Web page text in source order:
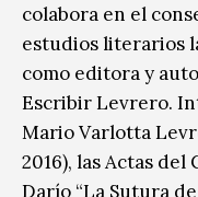
colabora en el
estudios literarios
como editora y
Escribir Levrero.
Mario Varlotta
2016), las Actas
Darío “La Sutura